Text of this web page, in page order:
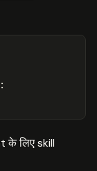
के लिए skill